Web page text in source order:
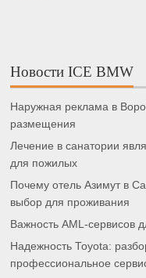
Новости ICE BMW
Наружная реклама в
размещения
Лечение в санатории
для пожилых
Почему отель Азимут в
выбор для проживания
Важность AML-сервисов
Надежность Toyota:
профессиональное